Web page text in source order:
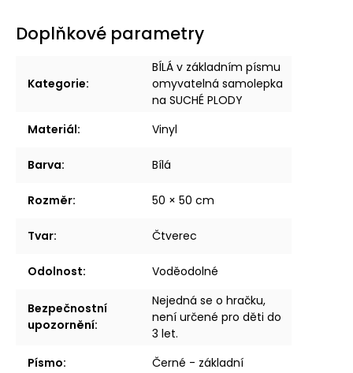
Doplňkové parametry
Kategorie:
BÍLÁ v základním písmu
omyvatelná samolepka
na SUCHÉ PLODY
Materiál: Vinyl
Barva: Bílá
Rozměr: 50 × 50 cm
Tvar: Čtverec
Odolnost: Voděodolné
Bezpečnostní
upozornění:
Nejedná se o hračku,
není určené pro děti do
3 let.
Písmo: Černé - základní